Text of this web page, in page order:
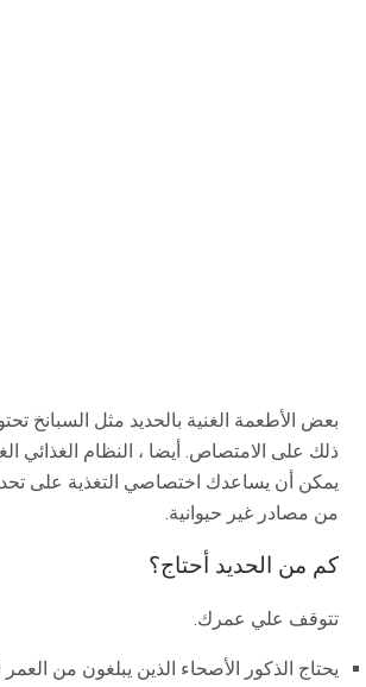
بعض الأطعمة الغنية بالحديد مثل السبانخ
ذلك على الامتصاص. أيضا ، النظام الغذائي
يمكن أن يساعدك اختصاصي التغذية على
من مصادر غير حيوانية.
كم من الحديد أحتاج؟
تتوقف علي عمرك.
يحتاج الذكور الأصحاء الذين يبلغون من العمر 19 عامًا فأكثر إلى 8 ملغ يوميًا.